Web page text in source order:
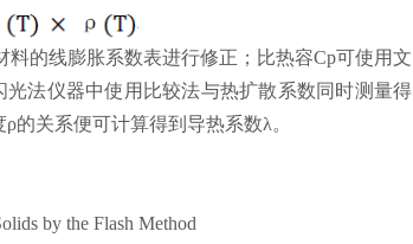
的线膨胀系数表进行修正；比热容Cp可使用文
法仪器中使用比较法与热扩散系数同时测量得
的关系便可计算得到导热系数λ。
by the Flash Method